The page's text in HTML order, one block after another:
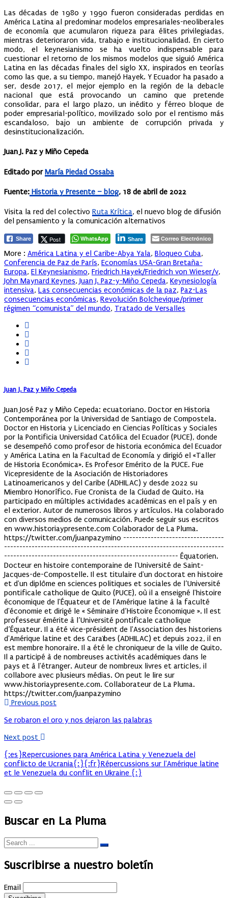
Las décadas de 1980 y 1990 fueron consideradas perdidas en
América Latina al predominar modelos empresariales-neoliberales
de economía que acumularon riqueza para élites privilegiadas,
mientras deterioraron vida, trabajo e institucionalidad. En cierto
modo, el keynesianismo se ha vuelto indispensable para
cuestionar el retorno de los mismos modelos que siguió América
Latina en las décadas finales del siglo XX, inspirados en teorías
como las que, a su tiempo, manejó Hayek. Y Ecuador ha pasado a
ser, desde 2017, el mejor ejemplo en la región de la debacle
nacional que está provocando un camino que pretende
consolidar, para el largo plazo, un inédito y férreo bloque de
poder empresarial-político, movilizado solo por el rentismo más
escandaloso, bajo un ambiente de corrupción privada y
desinstitucionalización.
Juan J. Paz y Miño Cepeda
Editado porMaría Piedad Ossaba
Fuente: Historia y Presente – blog, 18 de abril de 2022
Visita la red del colectivo Ruta Krítica, el nuevo blog de difusión
del pensamiento y la comunicación alternativos
Share Post WhatsApp Share Correo Electrónico
More : América Latina y el Caribe-Abya Yala, Bloqueo Cuba,
Conferencia de Paz de París, Economías USA-Gran Bretaña-
Europa, El Keynesianismo, Friedrich Hayek/Friedrich von Wieser/v,
John Maynard Keynes, Juan J. Paz-y-Miño Cepeda, Keynesiología
intensiva, Las consecuencias económicas de la paz, Paz-Las
consecuencias económicas, Revolución Bolchevique/primer
régimen “comunista” del mundo, Tratado de Versalles
Juan J. Paz y Miño Cepeda
Juan José Paz y Miño Cepeda: ecuatoriano. Doctor en Historia
Contemporánea por la Universidad de Santiago de Compostela.
Doctor en Historia y Licenciado en Ciencias Políticas y Sociales
por la Pontificia Universidad Católica del Ecuador (PUCE), donde
se desempeñó como profesor de historia económica del Ecuador
y América Latina en la Facultad de Economía y dirigió el «Taller
de Historia Económica». Es Profesor Emérito de la PUCE. Fue
Vicepresidente de la Asociación de Historiadores
Latinoamericanos y del Caribe (ADHILAC) y desde 2022 su
Miembro Honorífico. Fue Cronista de la Ciudad de Quito. Ha
participado en múltiples actividades académicas en el país y en
el exterior. Autor de numerosos libros y artículos. Ha colaborado
con diversos medios de comunicación. Puede seguir sus escritos
en www.historiaypresente.com Colaborador de La Pluma.
https://twitter.com/juanpazymino ---------------------------------
------------------------------------------------------------------------
--------------------------------------------------------- Équatorien.
Docteur en histoire contemporaine de l'Université de Saint-
Jacques-de-Compostelle. Il est titulaire d'un doctorat en histoire
et d'un diplôme en sciences politiques et sociales de l’Université
pontificale catholique de Quito (PUCE), où il a enseigné l'histoire
économique de l'Équateur et de l'Amérique latine à la faculté
d'économie et dirigé le « Séminaire d’Histoire Économique ». Il est
professeur émérite à l’Université pontificale catholique
d’Équateur. Il a été vice-président de l'Association des historiens
d'Amérique latine et des Caraïbes (ADHILAC) et depuis 2022, il en
est membre honoraire. Il a été le chroniqueur de la ville de Quito.
Il a participé à de nombreuses activités académiques dans le
pays et à l'étranger. Auteur de nombreux livres et articles, il
collabore avec plusieurs médias. On peut le lire sur
www.historiaypresente.com. Collaborateur de La Pluma.
https://twitter.com/juanpazymino
Previous post
Se robaron el oro y nos dejaron las palabras
Next post
{:es}Repercusiones para América Latina y Venezuela del
conflicto de Ucrania{:}{:fr}Répercussions sur l'Amérique latine
et le Venezuela du conflit en Ukraine {:}
Buscar en La Pluma
Suscribirse a nuestro boletín
Email